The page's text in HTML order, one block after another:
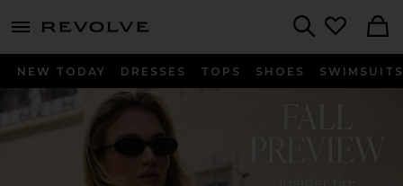
menu - shows more content
NEW TODAY DRESSES TOPS SHOES SWIMSUITS